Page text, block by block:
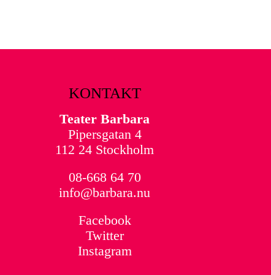
KONTAKT
Teater Barbara
Pipersgatan 4
112 24 Stockholm
08-668 64 70
info@barbara.nu
Facebook
Twitter
Instagram